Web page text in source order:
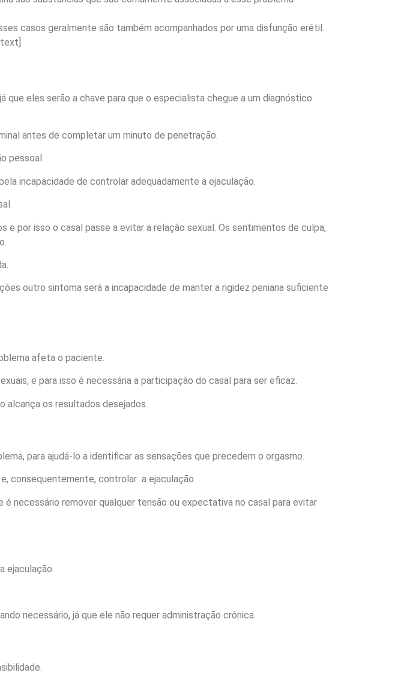
casos geralmente são também acompanhados por uma disfunção erétil.
eles serão a chave para que o especialista chegue a um diagnóstico
antes de completar um minuto de penetração.
pessoal.
incapacidade de controlar adequadamente a ejaculação.
por isso o casal passe a evitar a relação sexual. Os sentimentos de culpa,
outro sintoma será a incapacidade de manter a rigidez peniana suficiente
afeta o paciente.
e para isso é necessária a participação do casal para ser eficaz.
alcança os resultados desejados.
para ajudá-lo a identificar as sensações que precedem o orgasmo.
consequentemente, controlar a ejaculação.
necessário remover qualquer tensão ou expectativa no casal para evitar
ejaculação.
necessário, já que ele não requer administração crônica.